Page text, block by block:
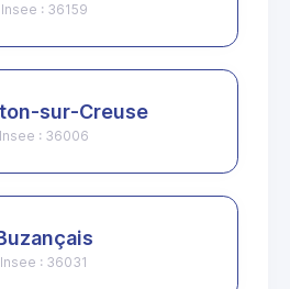
Insee : 36159
sur-Creuse
Insee : 36006
Insee : 36031